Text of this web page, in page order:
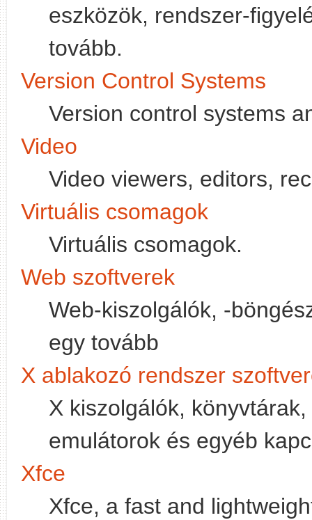
eszközök, rendszer-
tovább.
Version Control Systems
Version control systems
Video
Video viewers, editors,
Virtuális csomagok
Virtuális csomagok.
Web szoftverek
Web-kiszolgálók, -
egy tovább
X ablakozó rendszer
X kiszolgálók,
emulátorok és egyéb
Xfce
Xfce, a fast and